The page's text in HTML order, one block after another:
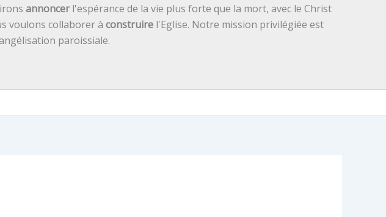
annoncerl'espérance de la vie plus forte que la mort, avec le Christ
voulons collaborer à construirel'Eglise. Notre mission privilégiée est
paroissiale.